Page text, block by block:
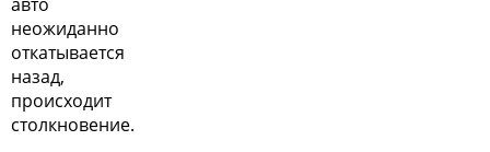
неожиданно
откатывается
назад,
происходит
столкновение.